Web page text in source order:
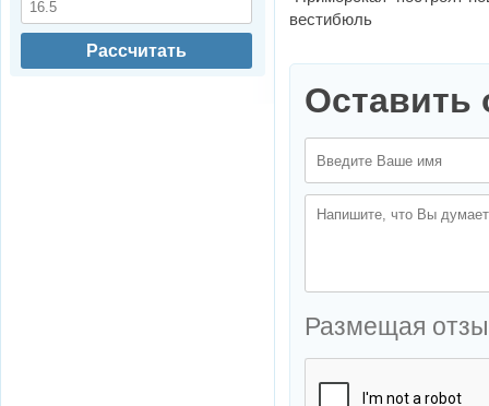
вестибюль
Оставить
Размещая
Рассчитать